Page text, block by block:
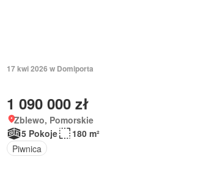
17 kwi 2026 w Domiporta
1 090 000 zł
Zblewo, Pomorskie
5 Pokoje
180 m²
Piwnica